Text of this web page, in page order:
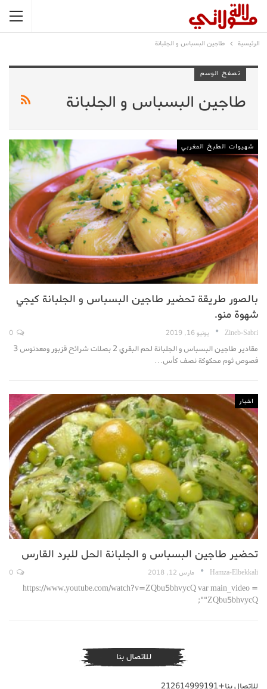
الرئيسية طاجين البسباس و الجلبانة
تصفح الوسم
طاجين البسباس و الجلبانة
شهيوات الطبخ المغربي
بالصور طريقة تحضير طاجين البسباس و الجلبانة كيجي
شهوة منو.
Zineb-Sabri يونيو 16, 2019
مقادير طاجين البسباس و الجلبانة لحم البقري 2 بصلات شرائح قزبور ومعدنوس 3
فصوص ثوم محكوكة نصف كأس…
اخبار
تحضير طاجين البسباس و الجلبانة الحل للبرد القارس
Hamza-Elbekkali مارس 12, 2018
https://www.youtube.com/watch?v=ZQbu5bhvycQ var main_video =
"ZQbu5bhvycQ";
للاتصال بنا
للاتصال بنا+212614999191